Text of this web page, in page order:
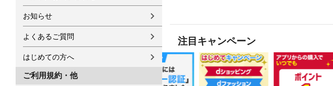
お知らせ
よくあるご質問
はじめての方へ
ご利用規約・他
注目キャンペーン